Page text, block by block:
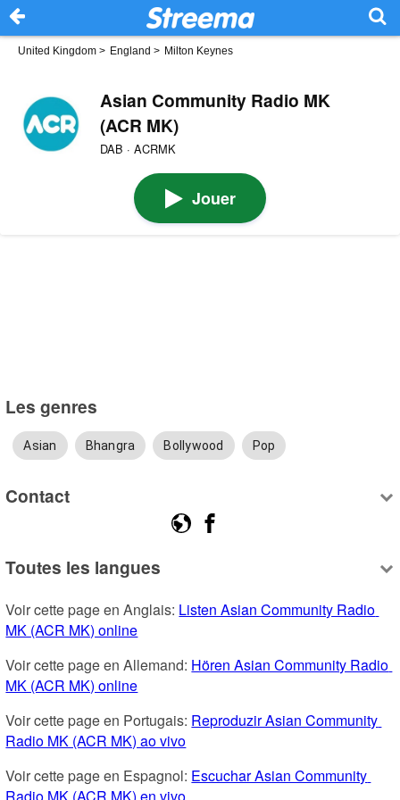
United Kingdom > England > Milton Keynes
Asian Community Radio MK
(ACR MK)
DAB · ACRMK
Jouer
Les genres
Asian Bhangra Bollywood Pop
Contact
Toutes les langues
Voir cette page en Anglais: Listen Asian Community Radio
MK (ACR MK) online
Voir cette page en Allemand: Hören Asian Community Radio
MK (ACR MK) online
Voir cette page en Portugais: Reproduzir Asian Community
Radio MK (ACR MK) ao vivo
Voir cette page en Espagnol: Escuchar Asian Community
Radio MK (ACR MK) en vivo